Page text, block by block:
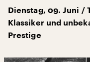
Dienstag, 09. Juni /
Klassiker und
Prestige